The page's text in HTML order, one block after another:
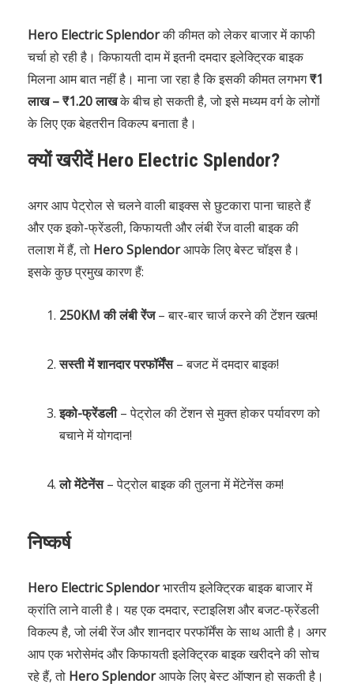
Hero Electric Splendorकी कीमत को लेकर बाजार में काफी
चर्चा हो रही है। किफायती दाम में इतनी दमदार इलेक्ट्रिक बाइक
मिलना आम बात नहीं है। माना जा रहा है कि इसकी कीमत लगभग₹1
लाख – ₹1.20 लाखके बीच हो सकती है, जो इसे मध्यम वर्ग के लोगों
के लिए एक बेहतरीन विकल्प बनाता है।
क्यों खरीदें Hero Electric Splendor?
अगर आप पेट्रोल से चलने वाली बाइक्स से छुटकारा पाना चाहते हैं
और एक इको-फ्रेंडली, किफायती और लंबी रेंज वाली बाइक की
तलाश में हैं, तो Hero Splendorआपके लिए बेस्ट चॉइस है।
इसके कुछ प्रमुख कारण हैं:
250KM की लंबी रेंज– बार-बार चार्ज करने की टेंशन खत्म!
सस्ती में शानदार परफॉर्मेंस– बजट में दमदार बाइक!
इको-फ्रेंडली– पेट्रोल की टेंशन से मुक्त होकर पर्यावरण को
बचाने में योगदान!
लो मेंटेनेंस– पेट्रोल बाइक की तुलना में मेंटेनेंस कम!
निष्कर्ष
Hero Electric Splendorभारतीय इलेक्ट्रिक बाइक बाजार में
क्रांति लाने वाली है। यह एक दमदार, स्टाइलिश और बजट-फ्रेंडली
विकल्प है, जो लंबी रेंज और शानदार परफॉर्मेंस के साथ आती है। अगर
आप एक भरोसेमंद और किफायती इलेक्ट्रिक बाइक खरीदने की सोच
रहे हैं, तो Hero Splendorआपके लिए बेस्ट ऑप्शन हो सकती है।